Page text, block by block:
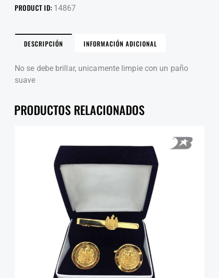
PRODUCT ID: 14867
DESCRIPCIÓN INFORMACIÓN ADICIONAL
No se debe brillar, unicamente limpie con un paño
suave
PRODUCTOS RELACIONADOS